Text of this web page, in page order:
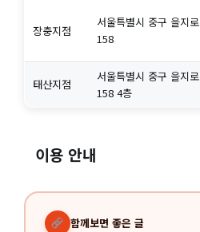
장충지점
서울특별시 중구 을지로
158
태산지점
서울특별시 중구 을지로
158 4층
이용 안내
함께보면 좋은 글